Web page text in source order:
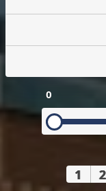
0
1 2